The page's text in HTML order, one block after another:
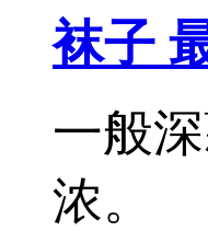
袜子
一般
浓。